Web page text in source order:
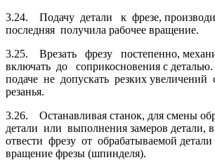
3.24. Подачу детали к фрезе,
последняя получила рабочее вращение.
3.25. Врезать фрезу постепенно,
включать до сопри­косновения с
подаче не допускать резких увеличений
резанья.
3.26. Останавливая станок, для смены
детали или выполне­ния замеров детали,
отвести фрезу от обрабатываемой
вращение фрезы (шпинделя).